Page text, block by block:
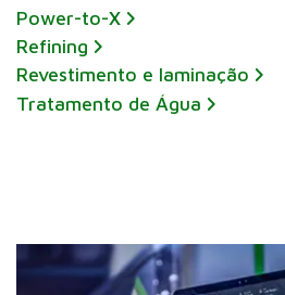
Power-to-X
Refining
Revestimento e laminação
Tratamento de Água